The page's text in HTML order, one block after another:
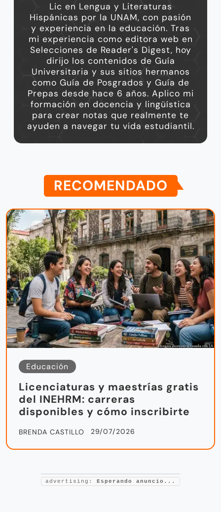
Lic en Lengua y Literaturas
Hispánicas por la UNAM, con pasión
y experiencia en la educación. Tras
mi experiencia como editora web en
Selecciones de Reader's Digest, hoy
dirijo los contenidos de Guía
Universitaria y sus sitios hermanos
como Guía de Posgrados y Guía de
Prepas desde hace 6 años. Aplico mi
formación en docencia y lingüística
para crear notas que realmente te
ayuden a navegar tu vida estudiantil.
RECOMENDADO
Educación
Licenciaturas y maestrías gratis
del INEHRM: carreras
disponibles y cómo inscribirte
BRENDA CASTILLO 29/07/2026
advertising: Esperando anuncio...